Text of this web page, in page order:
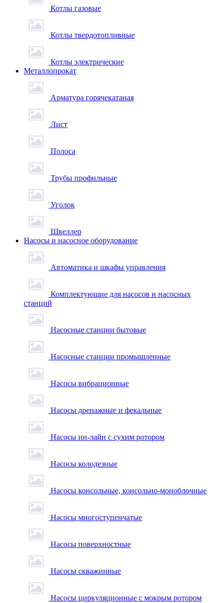
Котлы газовые
Котлы твердотопливные
Котлы электрические
Металлопрокат
Арматура горячекатаная
Лист
Полоса
Трубы профильные
Уголок
Швеллер
Насосы и насосное оборудование
Автоматика и шкафы управления
Комплектующие для насосов и насосных
станций
Насосные станции бытовые
Насосные станции промышленные
Насосы вибрационные
Насосы дренажные и фекальные
Насосы ин-лайн с сухим ротором
Насосы колодезные
Насосы консольные, консольно-моноблочные
Насосы многоступенчатые
Насосы поверхностные
Насосы скважинные
Насосы циркуляционные с мокрым ротором